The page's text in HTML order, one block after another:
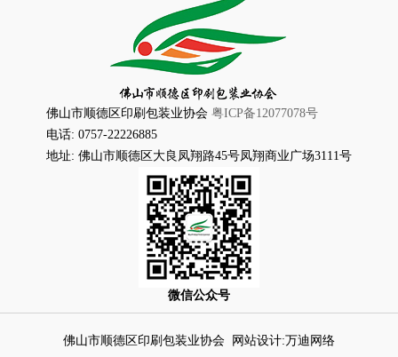
佛山市顺德区印刷包装业协会 粤ICP备12077078号
电话: 0757-22226885
地址: 佛山市顺德区大良凤翔路45号凤翔商业广场3111号
微信公众号
佛山市顺德区印刷包装业协会 网站设计:万迪网络